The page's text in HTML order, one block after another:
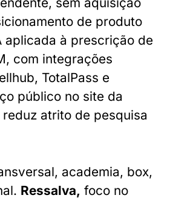
de produto
aplicada à prescrição de
com integrações
TotalPass e
público no site da
atrito de pesquisa
academia, box,
Ressalva, foco no